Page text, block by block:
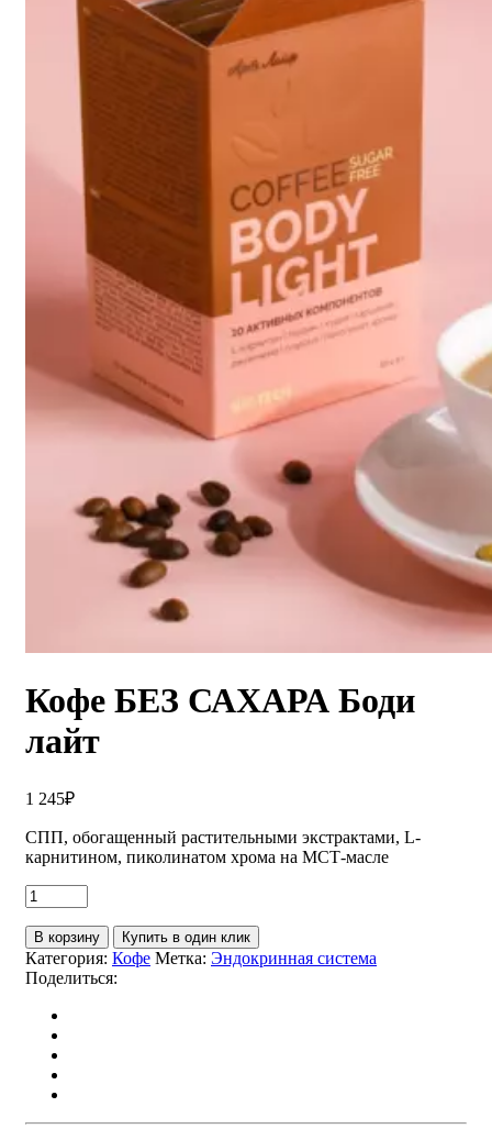
Кофе БЕЗ САХАРА Боди
лайт
1 245₽
СПП, обогащенный растительными экстрактами, L-
карнитином, пиколинатом хрома на МСТ-масле
В корзину Купить в один клик
Категория: Кофе Метка: Эндокринная система
Поделиться: